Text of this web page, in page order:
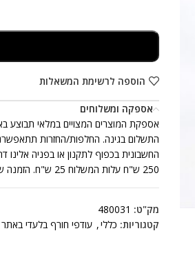
הוספה לרשימת המשאלות
אספקה ומשלוחים
250 ש"ח עלות המשלוח 25 ש"ח. הזמנה שכוללת יותר מזוג נעלים אחד, ייתכן ותתקבל ביותר ממשלוח אחד.
מק"ט: 480031
קטגוריות: כללי, עודפי חורף בלעדי באתר